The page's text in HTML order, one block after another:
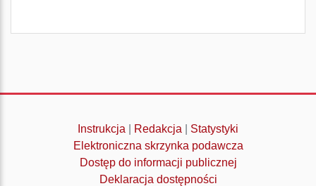
Instrukcja Redakcja
Statystyki
Elektroniczna skrzynka podawcza
Dostęp do informacji publicznej
Deklaracja dostępności